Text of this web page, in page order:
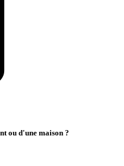
ou d'une maison ?